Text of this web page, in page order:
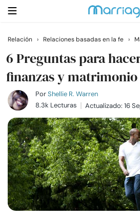
Buscar
Casarse
Relaciones
Familia
Ayuda
Cursos
Relación › Relaciones basadas en la fe ›
6 Preguntas para
finanzas y
PorShellie R. Warren
8.3k Lecturas
Actualizado: 16